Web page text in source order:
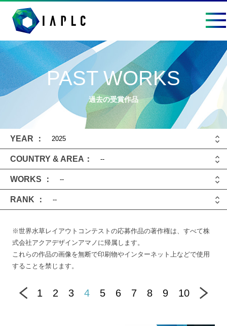
PAST WORKS
過去の受賞作品
YEAR ：
COUNTRY & AREA：
WORKS ：
RANK ：
※世界水草レイアウトコンテストの応募作品の著作権は、すべて株
式会社アクアデザインアマノに帰属します。
これらの作品の画像を無断で印刷物やインターネット上などで使用
することを禁じます。
1 2 3 4 5 6 7 8 9 10